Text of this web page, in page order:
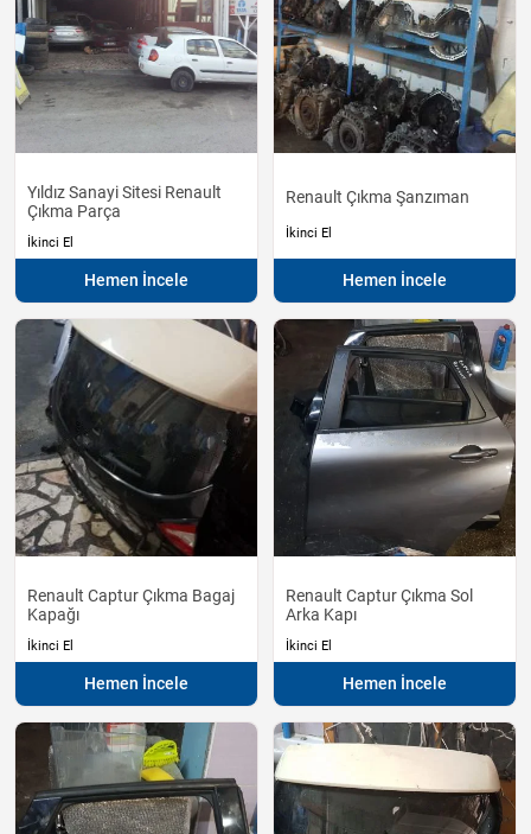
Yıldız Sanayi Sitesi Renault
Çıkma Parça
İkinci El
Hemen İncele
Renault Çıkma Şanzıman
İkinci El
Hemen İncele
Renault Captur Çıkma Bagaj
Kapağı
İkinci El
Hemen İncele
Renault Captur Çıkma Sol
Arka Kapı
İkinci El
Hemen İncele